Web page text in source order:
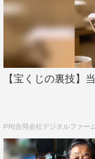
2023年6月17日
2023年7月1日
2023年7月2日
ACTION
2023年7月9日（
WEB
【宝くじの裏技】
PR(合同会社デジタルファー